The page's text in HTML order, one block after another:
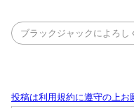
ブラックジャックによろし